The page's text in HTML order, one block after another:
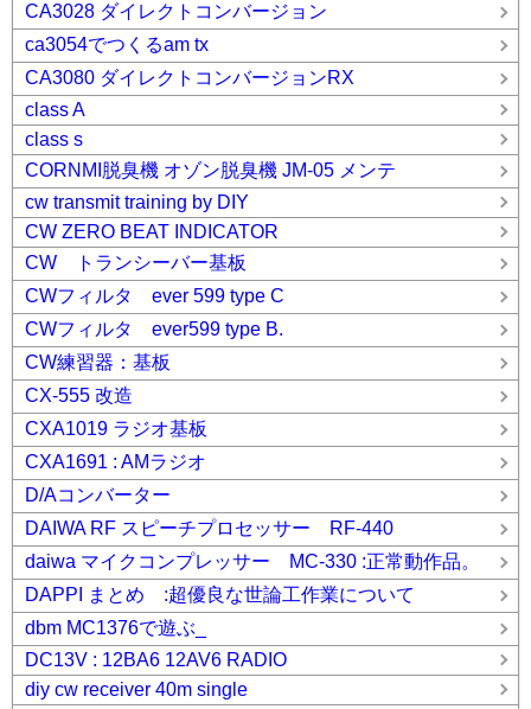
CA3028 ダイレクトコンバージョン
ca3054でつくるam tx
CA3080 ダイレクトコンバージョンRX
class A
class s
CORNMI脱臭機 オゾン脱臭機 JM-05 メンテ
cw transmit training by DIY
CW ZERO BEAT INDICATOR
CW トランシーバー基板
CWフィルタ ever 599 type C
CWフィルタ ever599 type B.
CW練習器：基板
CX-555 改造
CXA1019 ラジオ基板
CXA1691 : AMラジオ
D/Aコンバーター
DAIWA RF スピーチプロセッサー RF-440
daiwa マイクコンプレッサー MC-330 :正常動作品。
DAPPI まとめ :超優良な世論工作業について
dbm MC1376で遊ぶ_
DC13V : 12BA6 12AV6 RADIO
diy cw receiver 40m single